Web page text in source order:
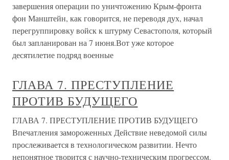
завершения операции по уничтожению Крым-фронта
фон Манштейн, как говорится, не переводя дух, начал
перегруппировку войск к штурму Севастополя, который
был запланирован на 7 июня.Вот уже которое
десятилетие подряд военные
ГЛАВА 7. ПРЕСТУПЛЕНИЕ
ПРОТИВ БУДУЩЕГО
ГЛАВА 7. ПРЕСТУПЛЕНИЕ ПРОТИВ БУДУЩЕГО
Впечатления замороженных Действие неведомой силы
прослеживается в технологическом развитии. Нечто
непонятное творится с научно-техническим прогрессом.